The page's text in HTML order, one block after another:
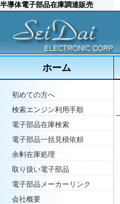
半導体電子部品在庫調達販売
ホーム
初めての方へ
検索エンジン利用手順
電子部品在庫検索
電子部品一括見積依頼
余剰在庫処理
取り扱い電子部品
電子部品メーカーリンク
会社概要